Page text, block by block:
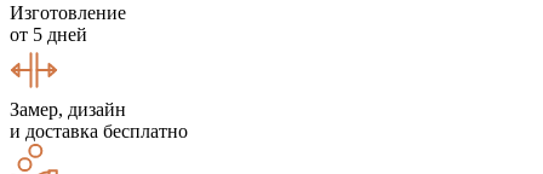
Изготовление
от 5 дней
Замер, дизайн
и доставка бесплатно